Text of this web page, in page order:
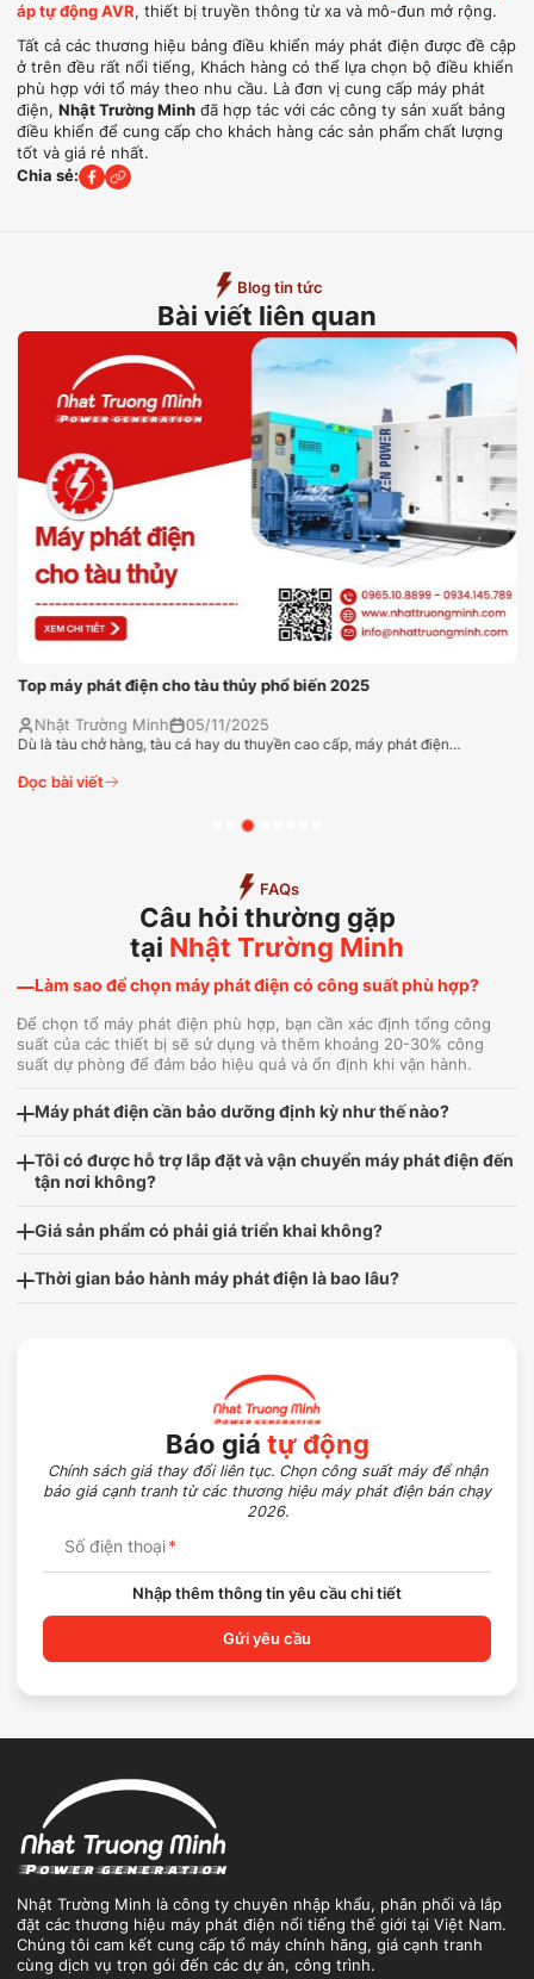
áp tự động AVR, thiết bị truyền thông từ xa và mô-đun mở rộng.
Tất cả các thương hiệu bảng điều khiển máy phát điện được đề cập
ở trên đều rất nổi tiếng, Khách hàng có thể lựa chọn bộ điều khiển
phù hợp với tổ máy theo nhu cầu. Là đơn vị cung cấp máy phát
điện,Nhật Trường Minh đã hợp tác với các công ty sản xuất bảng
điều khiển để cung cấp cho khách hàng các sản phẩm chất lượng
tốt và giá rẻ nhất.
Chia sẻ:
Blog tin tức
Bài viết liên quan
Top máy phát điện cho tàu thủy phổ biến 2025
Nhật Trường Minh 05/11/2025
Dù là tàu chở hàng, tàu cá hay du thuyền cao cấp, máy phát điện…
Đọc bài viết
FAQs
Câu hỏi thường gặp
tại Nhật Trường Minh
Làm sao để chọn máy phát điện có công suất phù hợp?
Để chọn tổ máy phát điện phù hợp, bạn cần xác định tổng công
suất của các thiết bị sẽ sử dụng và thêm khoảng 20-30% công
suất dự phòng để đảm bảo hiệu quả và ổn định khi vận hành.
Máy phát điện cần bảo dưỡng định kỳ như thế nào?
Tôi có được hỗ trợ lắp đặt và vận chuyển máy phát điện đến
tận nơi không?
Giá sản phẩm có phải giá triển khai không?
Thời gian bảo hành máy phát điện là bao lâu?
Báo giá tự động
Chính sách giá thay đổi liên tục. Chọn công suất máy để nhận
báo giá cạnh tranh từ các thương hiệu máy phát điện bán chạy
2026.
Số điện thoại*
Nhập thêm thông tin yêu cầu chi tiết
Gửi yêu cầu
Nhật Trường Minh là công ty chuyên nhập khẩu, phân phối và lắp
đặt các thương hiệu máy phát điện nổi tiếng thế giới tại Việt Nam.
Chúng tôi cam kết cung cấp tổ máy chính hãng, giá cạnh tranh
cùng dịch vụ trọn gói đến các dự án, công trình.